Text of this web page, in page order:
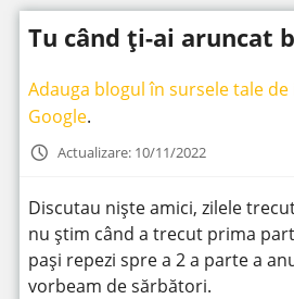
t
n
î
n
t
Tu când ți-ai aruncat
Adauga blogul în sursele tale
Google.
Actualizare: 10/11/2022
Discutau niște amici, zilele
nu știm când a trecut prima
pași repezi spre a 2 a parte a
vorbeam de sărbători.